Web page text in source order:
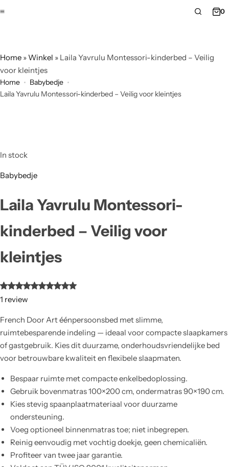
0
Home »Winkel » Laila Yavrulu Montessori-kinderbed – Veilig
voor kleintjes
Home
Babybedje
Laila Yavrulu Montessori-kinderbed – Veilig voor kleintjes
In stock
Babybedje
Laila Yavrulu Montessori-
kinderbed – Veilig voor
kleintjes
1 review
French Door Art éénpersoonsbed met slimme,
ruimtebesparende indeling — ideaal voor compacte slaapkamers
of gastgebruik. Kies dit duurzame, onderhoudsvriendelijke bed
voor betrouwbare kwaliteit en flexibele slaapmaten.
Bespaar ruimte met compacte enkelbedoplossing.
Gebruik bovenmatras 100×200 cm, ondermatras 90×190 cm.
Kies stevig spaanplaatmateriaal voor duurzame
ondersteuning.
Voeg optioneel binnenmatras toe; niet inbegrepen.
Reinig eenvoudig met vochtig doekje, geen chemicaliën.
Profiteer van twee jaar garantie.